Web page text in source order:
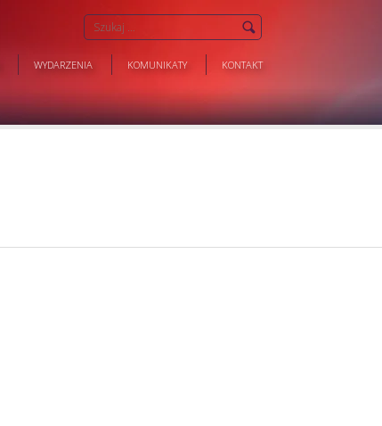
WYDARZENIA KOMUNIKATY KONTAKT